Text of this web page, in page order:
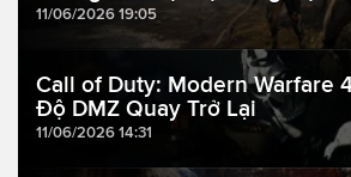
11/06/2026 19:05
Call of Duty: Modern Warfare
Độ DMZ Quay Trở Lại
11/06/2026 14:31